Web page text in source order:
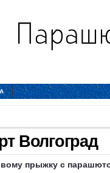
Волгоград
прыжку с